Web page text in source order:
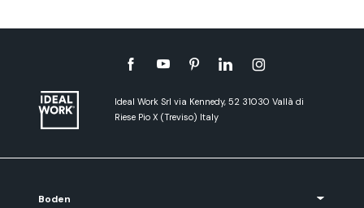
Ideal Work Srl via Kennedy, 52 31030 Vallà di
Riese Pio X (Treviso) Italy
Boden